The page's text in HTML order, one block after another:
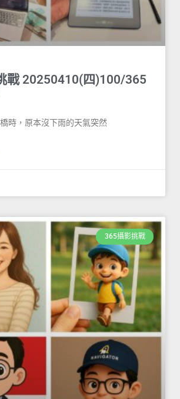
戰 20250410(四)100/365
時，原本沒下雨的天氣突然
365攝影挑戰